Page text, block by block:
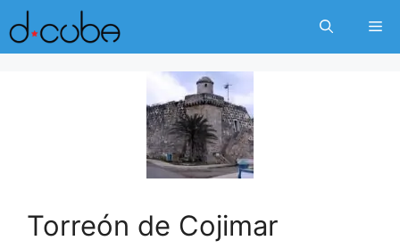
Skip
to
content
Torreón de Cojimar